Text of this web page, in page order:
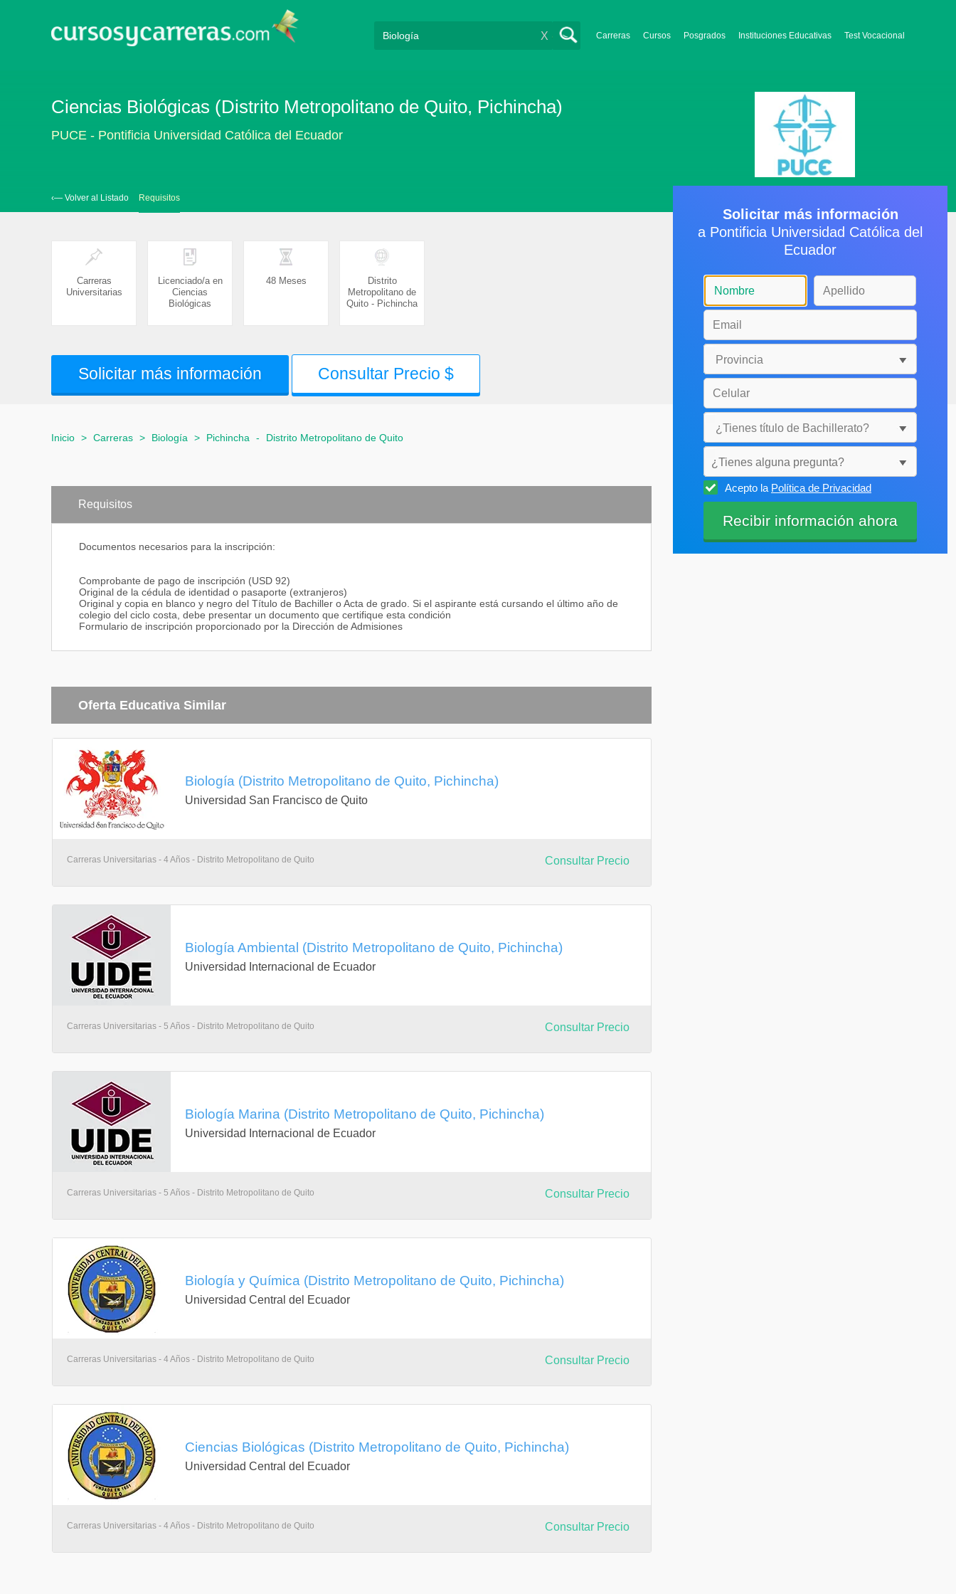
Carreras Cursos Posgrados Instituciones Educativas Test Vocacional
X
Ciencias Biológicas (Distrito Metropolitano de Quito, Pichincha)
PUCE - Pontificia Universidad Católica del Ecuador
‹— Volver al Listado Requisitos
Carreras
Universitarias
Licenciado/a en
Ciencias
Biológicas
48 Meses
Distrito
Metropolitano de
Quito - Pichincha
Solicitar más información Consultar Precio $
Inicio > Carreras > Biología > Pichincha - Distrito Metropolitano de Quito
Requisitos
Documentos necesarios para la inscripción:
Comprobante de pago de inscripción (USD 92)
Original de la cédula de identidad o pasaporte (extranjeros)
Original y copia en blanco y negro del Título de Bachiller o Acta de grado. Si el aspirante está cursando el último año de
colegio del ciclo costa, debe presentar un documento que certifique esta condición
Formulario de inscripción proporcionado por la Dirección de Admisiones
Oferta Educativa Similar
Biología (Distrito Metropolitano de Quito, Pichincha)
Universidad San Francisco de Quito
Carreras Universitarias - 4 Años - Distrito Metropolitano de Quito Consultar Precio
Biología Ambiental (Distrito Metropolitano de Quito, Pichincha)
Universidad Internacional de Ecuador
Carreras Universitarias - 5 Años - Distrito Metropolitano de Quito Consultar Precio
Biología Marina (Distrito Metropolitano de Quito, Pichincha)
Universidad Internacional de Ecuador
Carreras Universitarias - 5 Años - Distrito Metropolitano de Quito Consultar Precio
Biología y Química (Distrito Metropolitano de Quito, Pichincha)
Universidad Central del Ecuador
Carreras Universitarias - 4 Años - Distrito Metropolitano de Quito Consultar Precio
Ciencias Biológicas (Distrito Metropolitano de Quito, Pichincha)
Universidad Central del Ecuador
Carreras Universitarias - 4 Años - Distrito Metropolitano de Quito Consultar Precio
Solicitar más información
a Pontificia Universidad Católica del
Ecuador
¿Tienes alguna pregunta?
Selecciónala
Acepto la Política de Privacidad